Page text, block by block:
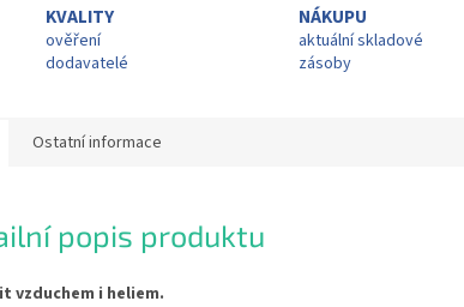
KVALITY
ověření
dodavatelé
NÁKUPU
aktuální skladové
zásoby
Ostatní informace
popis produktu
vzduchem i heliem.